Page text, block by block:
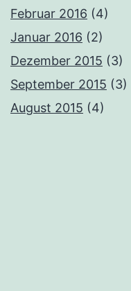
Februar 2016 (4)
Januar 2016 (2)
Dezember 2015 (3)
September 2015 (3)
August 2015 (4)